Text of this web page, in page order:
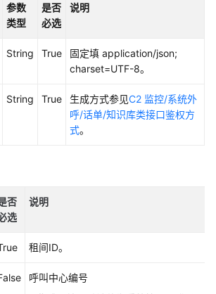
参数
类型
是否
必选
说明
String True
固定填 application/json;
charset=UTF-8。
String True 生成方式参见C2 监控/系统外
呼/话单/知识库类接口鉴权方
式。
否
选
说明
租间ID。
呼叫中心编号